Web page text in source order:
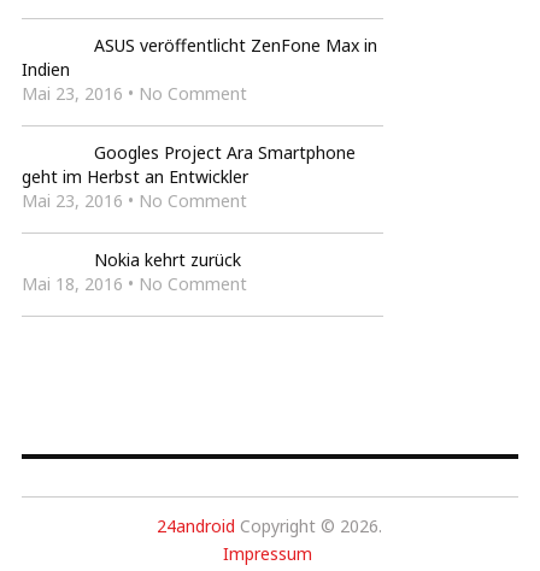
ASUS veröffentlicht ZenFone Max in
Indien
Mai 23, 2016 • No Comment
Googles Project Ara Smartphone
geht im Herbst an Entwickler
Mai 23, 2016 • No Comment
Nokia kehrt zurück
Mai 18, 2016 • No Comment
24android Copyright © 2026.
Impressum